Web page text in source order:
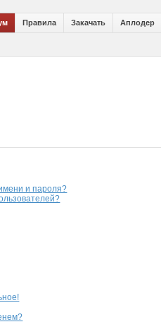
Правила Закачать Аплодер
и пароля?